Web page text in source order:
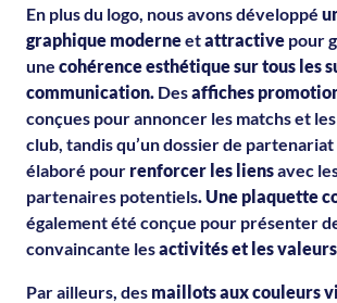
En plus du logo, nous avons développé
graphique moderneetattractive pour
une cohérence esthétique sur tous les
communication. Desaffiches
conçues pour annoncer les matchs et
club, tandis qu’un dossier de
élaboré pour renforcer les liensavec
partenaires potentiels. Une plaquette
également été conçue pour présenter
convaincante lesactivités et les valeurs
Par ailleurs, des maillots aux couleurs